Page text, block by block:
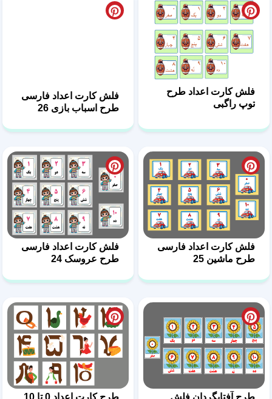
فلش کارت اعداد طرح
توپ راگبی
فلش کارت اعداد فارسی
طرح اسباب بازی 26
فلش کارت اعداد فارسی
طرح ماشین 25
فلش کارت اعداد فارسی
طرح عروسک 24
طرح آفتابگردان فلش
طرح کارت اعداد 0 تا 10